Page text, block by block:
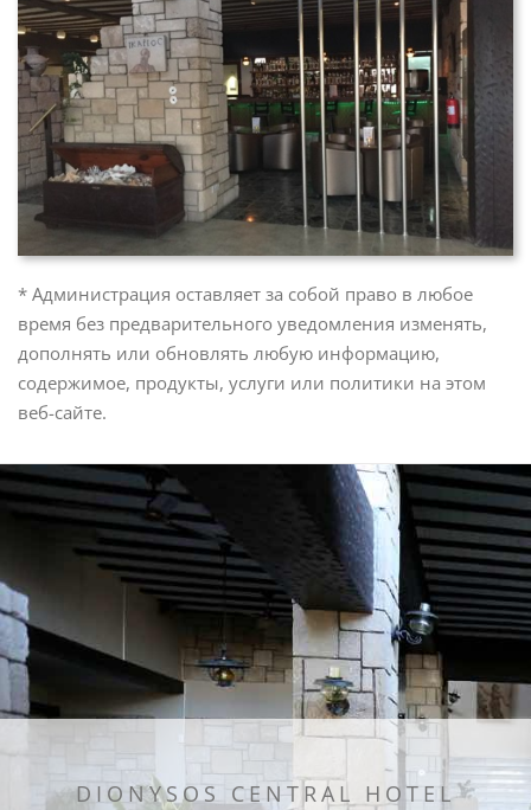
* Администрация оставляет за собой право в любое
время без предварительного уведомления изменять,
дополнять или обновлять любую информацию,
содержимое, продукты, услуги или политики на этом
веб-сайте.
DIONYSOS CENTRAL HOTEL